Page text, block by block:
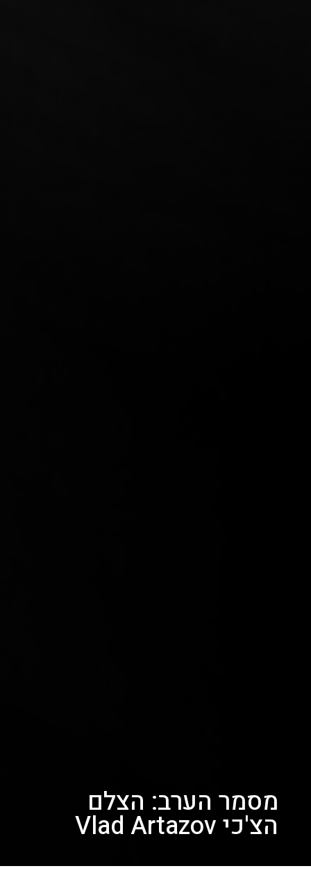
מסמר הערב: הצלם
הצ'כי Vlad Artazov